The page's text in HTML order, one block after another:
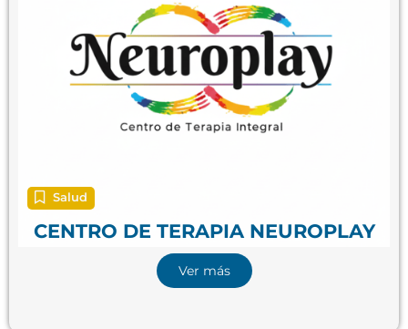
Salud
CENTRO DE TERAPIA NEUROPLAY
Ver más